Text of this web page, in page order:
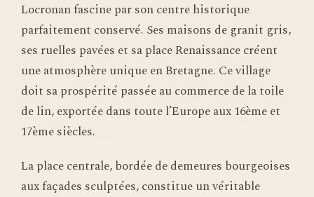
Locronan fascine par son centre historique
parfaitement conservé. Ses maisons de granit gris,
ses ruelles pavées et sa place Renaissance créent
une atmosphère unique en Bretagne. Ce village
doit sa prospérité passée au commerce de la toile
de lin, exportée dans toute l’Europe aux 16ème et
17ème siècles.
La place centrale, bordée de demeures bourgeoises
aux façades sculptées, constitue un véritable